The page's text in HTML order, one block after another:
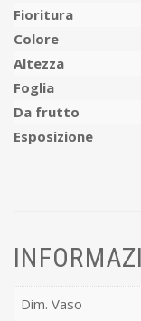
Fioritura
Colore
Altezza
Foglia
Da frutto
Esposizione
Dim. Vaso